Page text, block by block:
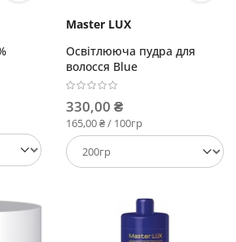
Master LUX
Освітлююча пудра для
волосся Blue
330,00 ₴
165,00 ₴ / 100гр